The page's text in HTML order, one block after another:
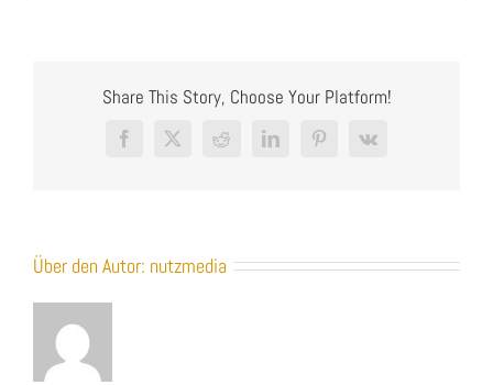
Share This Story, Choose Your Platform!
Facebook
X RedditLinkedInPinterest
Vk
Über den Autor: nutzmedia